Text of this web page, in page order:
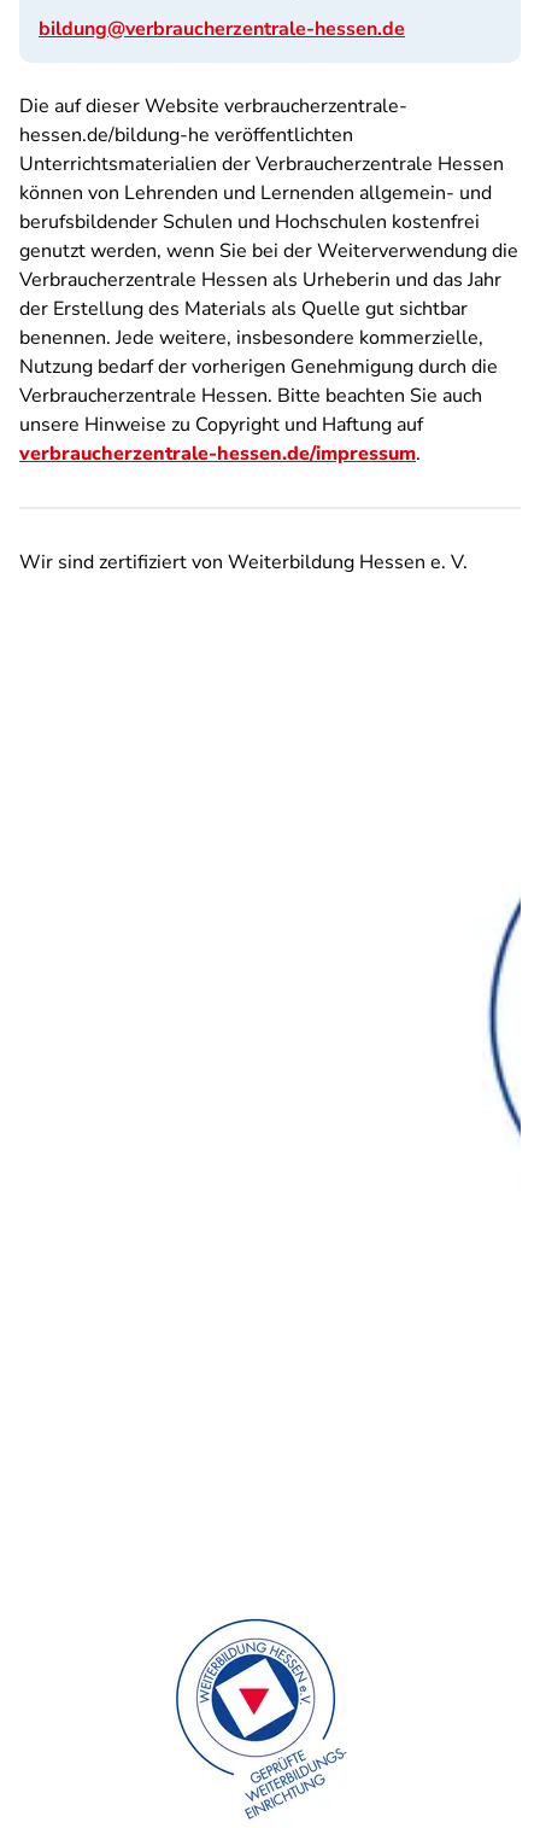
bildung@verbraucherzentrale-hessen.de
Die auf dieser Website verbraucherzentrale-
hessen.de/bildung-he veröffentlichten
Unterrichtsmaterialien der Verbraucherzentrale Hessen
können von Lehrenden und Lernenden allgemein- und
berufsbildender Schulen und Hochschulen kostenfrei
genutzt werden, wenn Sie bei der Weiterverwendung die
Verbraucherzentrale Hessen als Urheberin und das Jahr
der Erstellung des Materials als Quelle gut sichtbar
benennen. Jede weitere, insbesondere kommerzielle,
Nutzung bedarf der vorherigen Genehmigung durch die
Verbraucherzentrale Hessen. Bitte beachten Sie auch
unsere Hinweise zu Copyright und Haftung auf
verbraucherzentrale-hessen.de/impressum.
Wir sind zertifiziert von Weiterbildung Hessen e. V.